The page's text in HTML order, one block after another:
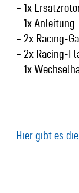
– 1x
– 1x Anleitung
– 2x Racing-
– 2x Racing-
– 1x
Hier gibt es